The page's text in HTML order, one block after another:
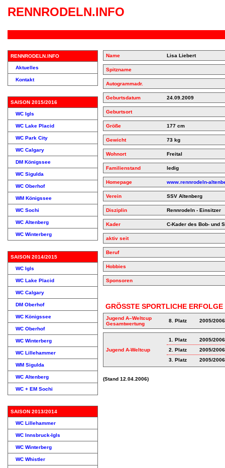
RENNRODELN.INFO
RENNRODELN.INFO
Aktuelles
Kontakt
SAISON 2015/2016
WC Igls
WC Lake Placid
WC Park City
WC Calgary
DM Königssee
WC Sigulda
WC Oberhof
WM Königssee
WC Sochi
WC Altenberg
WC Winterberg
SAISON 2014/2015
WC Igls
WC Lake Placid
WC Calgary
DM Oberhof
WC Königssee
WC Oberhof
WC Winterberg
WC Lillehammer
WM Sigulda
WC Altenberg
WC + EM Sochi
SAISON 2013/2014
WC Lillehammer
WC Innsbruck-Igls
WC Winterberg
WC Whistler
Name Lisa Liebert
Spitzname
Autogrammadr.
Geburtsdatum 24.09.2009
Geburtsort
Größe 177 cm
Gewicht 73 kg
Wohnort Freital
Familienstand ledig
Homepage www.rennrodeln-
Verein SSV Altenberg
Disziplin Rennrodeln - Einsitzer
Kader C-Kader des Bob- und
aktiv seit
Beruf
Hobbies
Sponsoren
GRÖSSTE SPORTLICHE ERFOLGE
Jugend A–Weltcup
Gesamtwertung
8. Platz 2005/2006
Jugend A-Weltcup
1. Platz
2005/2006
2. Platz
2005/2006
3. Platz
2005/2006
(Stand 12.04.2006)